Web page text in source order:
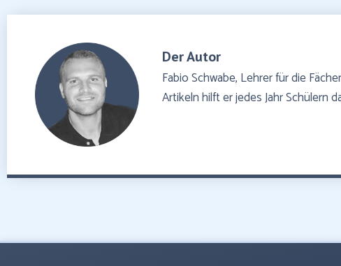
Der Autor
Fabio Schwabe, Lehrer für die
Artikeln hilft er jedes Jahr Schülern